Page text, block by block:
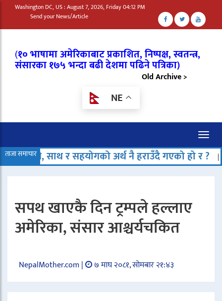
Washington DC, US : August 7, 2026, Friday 04:12 PM
Send your News/Article
(१० भाषामा अमेरिकाबाट प्रकाशित, निष्पक्ष, स्वतन्त्र,
संसारका १७५ भन्दा बढी देशमा पढिने पत्रिका)
Old Archive >
NE
ताजा समाचारअर्थ नै हराउँदै गएको हो र ? | इन्डोनेसियामा
सपथ खाएकै दिन ट्रम्पले हल्लाए
अमेरिका, संसार आश्चर्यचकित
NepalMother.com | ७ माघ २०८१, सोमबार २१:४३